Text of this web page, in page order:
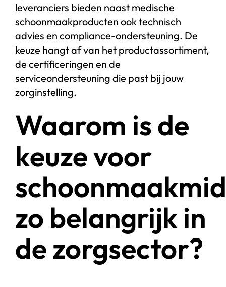
leveranciers bieden naast medische
schoonmaakproducten ook technisch
advies en compliance-ondersteuning. De
keuze hangt af van het productassortiment,
de certificeringen en de
serviceondersteuning die past bij jouw
zorginstelling.
Waarom is de
keuze voor
zo belangrijk in
de zorgsector?